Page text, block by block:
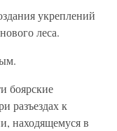
укреплений
леса.
боярские
разъездах к
находящемуся в